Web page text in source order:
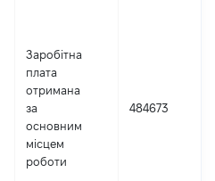
Заробітна
плата
отримана
за
основним
місцем
роботи
484673